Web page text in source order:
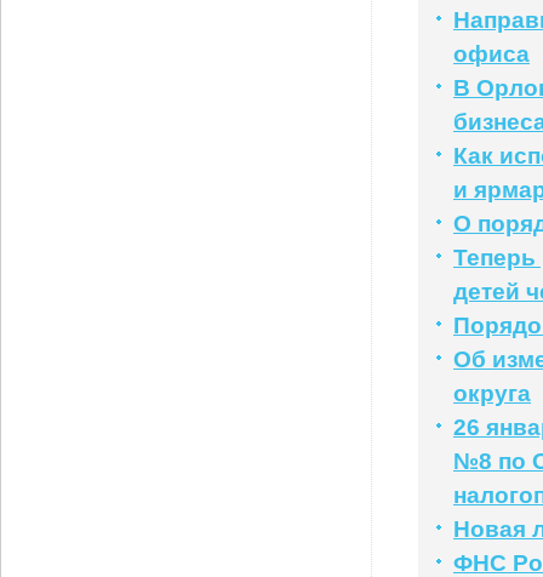
офиса
В
Как
и
О
Теперь
детей
Об
округа
26
№8 по
Новая
ФНС